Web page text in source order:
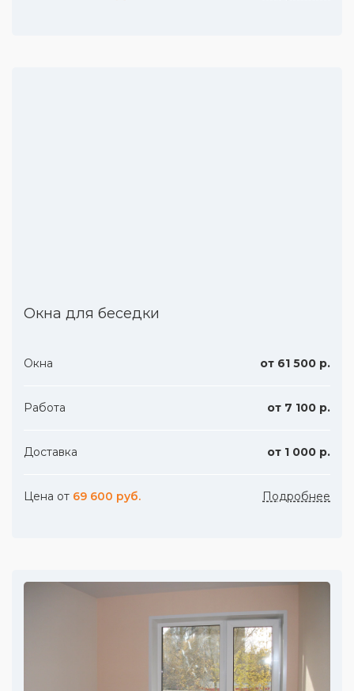
Окна для беседки
Окна от 61 500 р.
Работа от 7 100 р.
Доставка от 1 000 р.
Цена от 69 600 руб. Подробнее